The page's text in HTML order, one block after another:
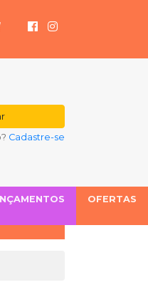
Cadastre-se
OFERTAS